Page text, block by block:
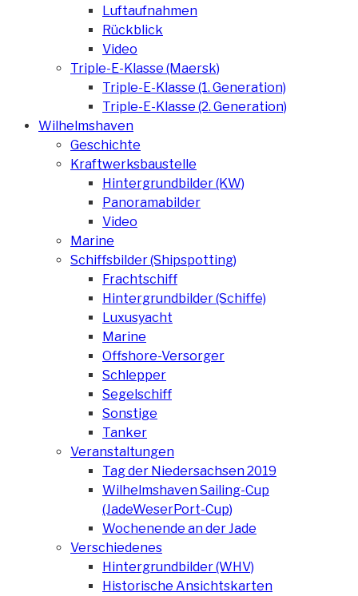
Luftaufnahmen
Rückblick
Video
Triple-E-Klasse (Maersk)
Triple-E-Klasse (1. Generation)
Triple-E-Klasse (2. Generation)
Wilhelmshaven
Geschichte
Kraftwerksbaustelle
Hintergrundbilder (KW)
Panoramabilder
Video
Marine
Schiffsbilder (Shipspotting)
Frachtschiff
Hintergrundbilder (Schiffe)
Luxusyacht
Marine
Offshore-Versorger
Schlepper
Segelschiff
Sonstige
Tanker
Veranstaltungen
Tag der Niedersachsen 2019
Wilhelmshaven Sailing-Cup
(JadeWeserPort-Cup)
Wochenende an der Jade
Verschiedenes
Hintergrundbilder (WHV)
Historische Ansichtskarten